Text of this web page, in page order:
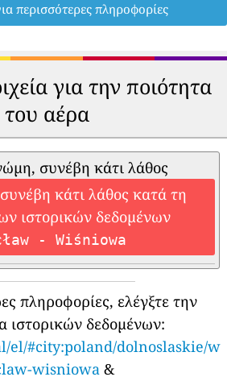
περισσότερες πληροφορίες
για την ποιότητα
του αέρα
συνέβη κάτι λάθος
κάτι λάθος κατά τη
ιστορικών δεδομένων
- Wiśniowa
πληροφορίες, ελέγξτε την
ιστορικών δεδομένων:
el/#city:poland/dolnoslaskie/w
wisniowa&